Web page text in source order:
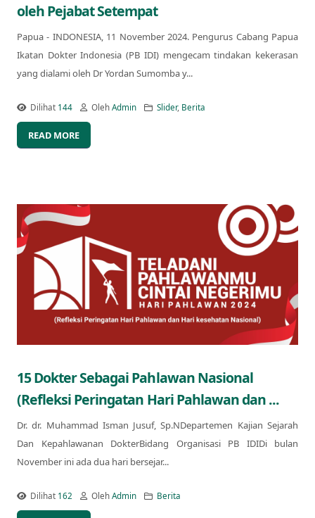
oleh Pejabat Setempat
Papua - INDONESIA, 11 November 2024. Pengurus Cabang Papua
Ikatan Dokter Indonesia (PB IDI) mengecam tindakan kekerasan
yang dialami oleh Dr Yordan Sumomba y...
Dilihat 144 OlehAdmin Slider, Berita
READ MORE
15 Dokter Sebagai Pahlawan Nasional
(Refleksi Peringatan Hari Pahlawan dan ...
Dr. dr. Muhammad Isman Jusuf, Sp.NDepartemen Kajian Sejarah
Dan Kepahlawanan DokterBidang Organisasi PB IDIDi bulan
November ini ada dua hari bersejar...
Dilihat 162 OlehAdmin Berita